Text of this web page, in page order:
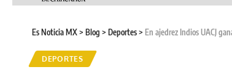
Es Noticia MX> Blog > Deportes> En ajedrez Indios UACJ
DEPORTES